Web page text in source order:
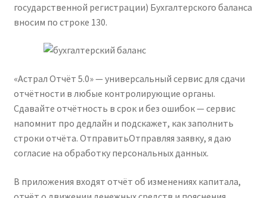
государственной регистрации) Бухгалтерского баланса
вносим по строке 130.
«Астрал Отчёт 5.0» — универсальный сервис для сдачи
отчётности в любые контролирующие органы.
Сдавайте отчётность в срок и без ошибок — сервис
напомнит про дедлайн и подскажет, как заполнить
строки отчёта. ОтправитьОтправляя заявку, я даю
согласие на обработку персональных данных.
В приложения входят отчёт об изменениях капитала,